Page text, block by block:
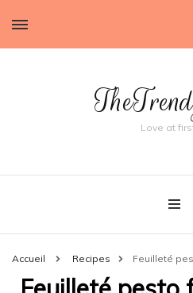
Love at
Accueil Recipes Feuilleté